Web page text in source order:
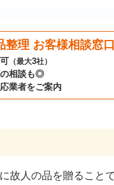
整理 お客様相談窓口
（最大3社）
の相談も◎
業者をご案内
故人の品を贈ること